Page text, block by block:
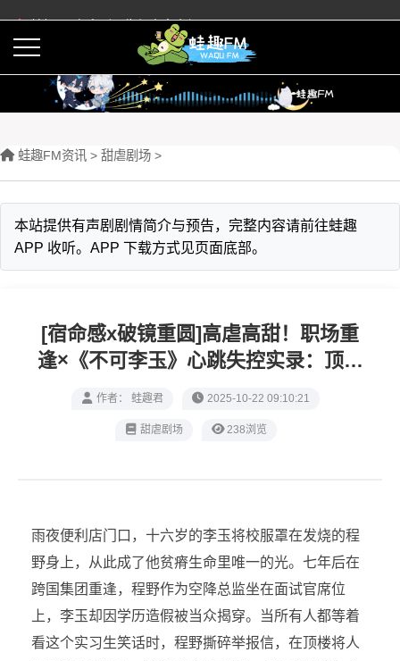
蛙趣FM有声剧预告与内容介绍
蛙趣FM资讯 > 甜虐剧场 >
本站提供有声剧剧情简介与预告，完整内容请前往蛙趣
APP 收听。APP 下载方式见页面底部。
[宿命感x破镜重圆]高虐高甜！职场重
逢×《不可李玉》心跳失控实录：顶楼
玻璃幕墙后的七年暗恋终曝光
作者： 蛙趣君 2025-10-22 09:10:21
甜虐剧场 238浏览
雨夜便利店门口，十六岁的李玉将校服罩在发烧的程
野身上，从此成了他贫瘠生命里唯一的光。七年后在
跨国集团重逢，程野作为空降总监坐在面试官席位
上，李玉却因学历造假被当众揭穿。当所有人都等着
看这个实习生笑话时，程野撕碎举报信，在顶楼将人